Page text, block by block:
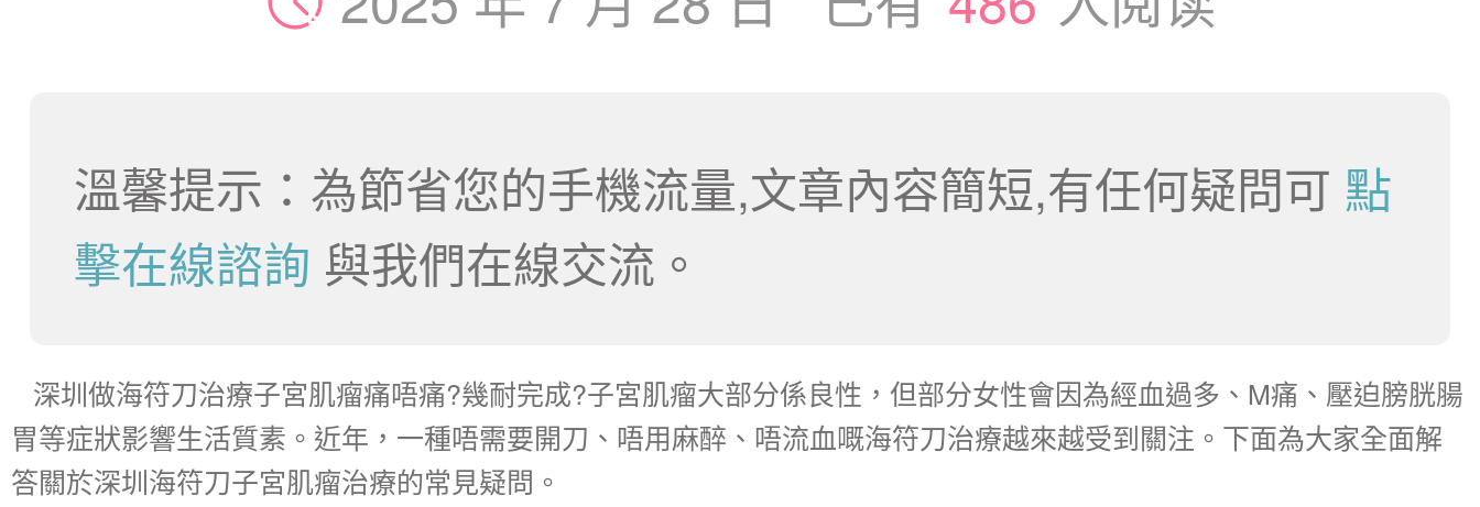
溫馨提示：為節省您的手機流量,文章內容簡短,有任何疑問可 點
擊在線諮詢 與我們在線交流。
深圳做海符刀治療子宮肌瘤痛唔痛?幾耐完成?子宮肌瘤大部分係良性，但部分女性會因為經血過多、M痛、壓迫膀胱腸
胃等症狀影響生活質素。近年，一種唔需要開刀、唔用麻醉、唔流血嘅海符刀治療越來越受到關注。下面為大家全面解
答關於深圳海符刀子宮肌瘤治療的常見疑問。